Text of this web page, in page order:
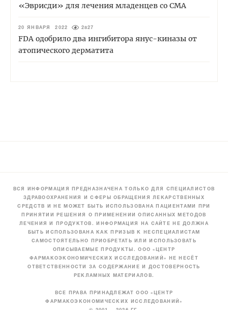
«Эврисди» для лечения младенцев со СМА
20 ЯНВАРЯ 2022 2827
FDA одобрило два ингибитора янус-киназы от
атопического дерматита
ВСЯ ИНФОРМАЦИЯ ПРЕДНАЗНАЧЕНА ТОЛЬКО ДЛЯ СПЕЦИАЛИСТОВ
ЗДРАВООХРАНЕНИЯ И СФЕРЫ ОБРАЩЕНИЯ ЛЕКАРСТВЕННЫХ
СРЕДСТВ И НЕ МОЖЕТ БЫТЬ ИСПОЛЬЗОВАНА ПАЦИЕНТАМИ ПРИ
ПРИНЯТИИ РЕШЕНИЯ О ПРИМЕНЕНИИ ОПИСАННЫХ МЕТОДОВ
ЛЕЧЕНИЯ И ПРОДУКТОВ. ИНФОРМАЦИЯ НА САЙТЕ НЕ ДОЛЖНА
БЫТЬ ИСПОЛЬЗОВАНА КАК ПРИЗЫВ К НЕСПЕЦИАЛИСТАМ
САМОСТОЯТЕЛЬНО ПРИОБРЕТАТЬ ИЛИ ИСПОЛЬЗОВАТЬ
ОПИСЫВАЕМЫЕ ПРОДУКТЫ. ООО «ЦЕНТР
ФАРМАКОЭКОНОМИЧЕСКИХ ИССЛЕДОВАНИЙ» НЕ НЕСЁТ
ОТВЕТСТВЕННОСТИ ЗА СОДЕРЖАНИЕ И ДОСТОВЕРНОСТЬ
РЕКЛАМНЫХ МАТЕРИАЛОВ.
ВСЕ ПРАВА ПРИНАДЛЕЖАТ ООО «ЦЕНТР
ФАРМАКОЭКОНОМИЧЕСКИХ ИССЛЕДОВАНИЙ»